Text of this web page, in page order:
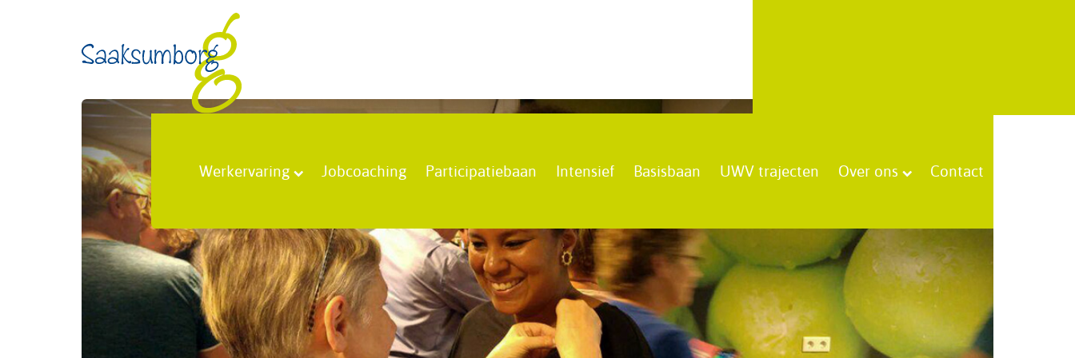
Werkervaring Jobcoaching Participatiebaan Intensief Basisbaan UWV trajecten Over ons Contact